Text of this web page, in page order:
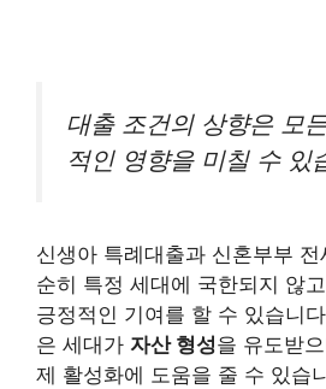
대출 조건의 상향은 모
적인 영향을 미칠 수 있
신생아 특례대출과 신혼부부
순히 특정 세대에 국한되지 않
긍정적인 기여를 할 수 있습니
은 세대가 자산 형성을 유도받
제 활성화에 도움을 줄 수 있습